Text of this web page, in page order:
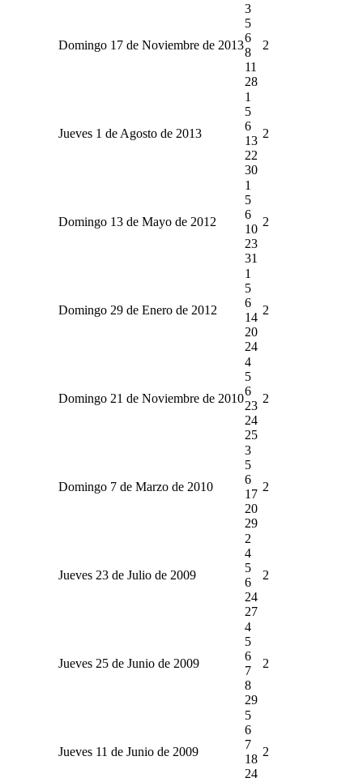
Domingo 17 de Noviembre de 2013
3
5
6
8
11
28
2
Jueves 1 de Agosto de 2013
1
5
6
13
22
30
2
Domingo 13 de Mayo de 2012
1
5
6
10
23
31
2
Domingo 29 de Enero de 2012
1
5
6
14
20
24
2
Domingo 21 de Noviembre de 2010
4
5
6
23
24
25
2
Domingo 7 de Marzo de 2010
3
5
6
17
20
29
2
Jueves 23 de Julio de 2009
2
4
5
6
24
27
2
Jueves 25 de Junio de 2009
4
5
6
7
8
29
2
Jueves 11 de Junio de 2009
5
6
7
18
24
2